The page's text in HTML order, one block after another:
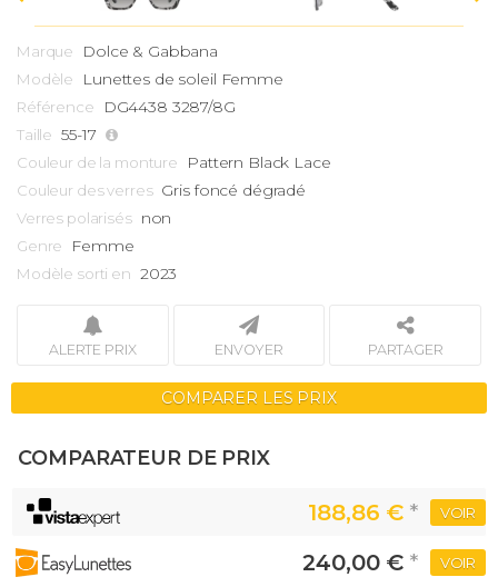
Marque Dolce & Gabbana
Modèle Lunettes de soleil Femme
Référence DG4438 3287/8G
Taille 55-17
Couleur de la monture Pattern Black Lace
Couleur des verres Gris foncé dégradé
Verres polarisés non
Genre Femme
Modèle sorti en 2023
ALERTE PRIX ENVOYER PARTAGER
COMPARER LES PRIX
COMPARATEUR DE PRIX
188,86 € * VOIR
240,00 € * VOIR